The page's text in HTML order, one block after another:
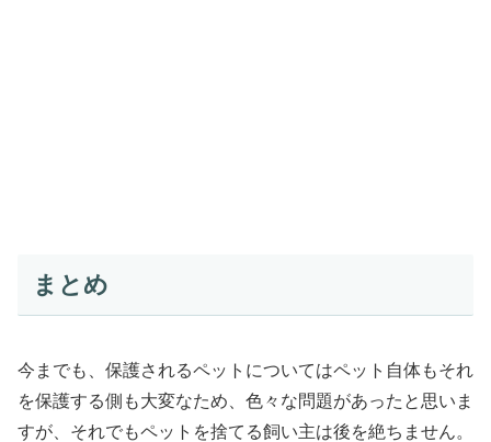
まとめ
今までも、保護されるペットについてはペット自体もそれ
を保護する側も大変なため、色々な問題があったと思いま
すが、それでもペットを捨てる飼い主は後を絶ちません。